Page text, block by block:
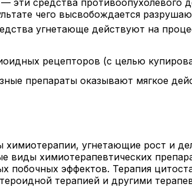
эти средства
чего высвобождается
угнетающе действуют на
рецепторов (с целью
препараты оказывают мягкое
угнетающие рост и
виды химиотерапевтических
эффектов. Терапия
терапией и другими